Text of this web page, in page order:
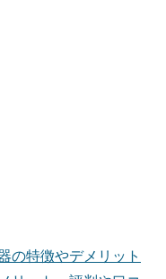
の特徴やデメリット